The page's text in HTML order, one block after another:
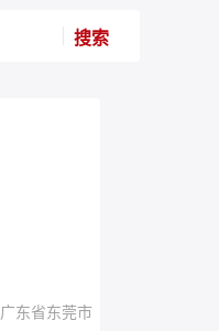
广东省东莞市
搜索